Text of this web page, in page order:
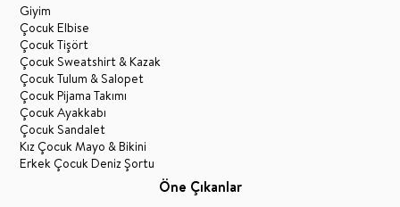
Giyim
Çocuk Elbise
Çocuk Tişört
Çocuk Sweatshirt & Kazak
Çocuk Tulum & Salopet
Çocuk Pijama Takımı
Çocuk Ayakkabı
Çocuk Sandalet
Kız Çocuk Mayo & Bikini
Erkek Çocuk Deniz Şortu
Öne Çıkanlar